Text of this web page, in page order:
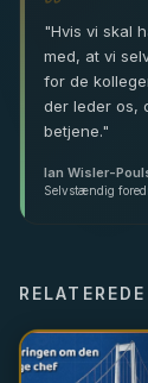
"Hvis vi skal
med, at vi
for de
der leder os,
betjene."
Ian Wisler-
Selvstændig